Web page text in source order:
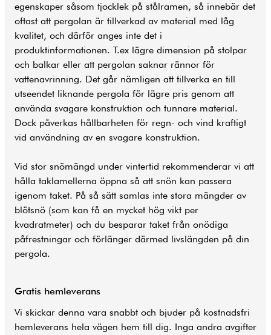
egenskaper såsom tjocklek på stålramen, så innebär det
oftast att pergolan är tillverkad av material med låg
kvalitet, och därför anges inte det i
produktinformationen. T.ex lägre dimension på stolpar
och balkar eller att pergolan saknar rännor för
vattenavrinning. Det går nämligen att tillverka en till
utseendet liknande pergola för lägre pris genom att
använda svagare konstruktion och tunnare material.
Dock påverkas hållbarheten för regn- och vind kraftigt
vid användning av en svagare konstruktion.
Vid stor snömängd under vintertid rekommenderar vi att
hålla taklamellerna öppna så att snön kan passera
igenom taket. På så sätt samlas inte stora mängder av
blötsnö (som kan få en mycket hög vikt per
kvadratmeter) och du besparar taket från onödiga
påfrestningar och förlänger därmed livslängden på din
pergola.
Gratis hemleverans
Vi skickar denna vara snabbt och bjuder på kostnadsfri
hemleverans hela vägen hem till dig. Inga andra avgifter